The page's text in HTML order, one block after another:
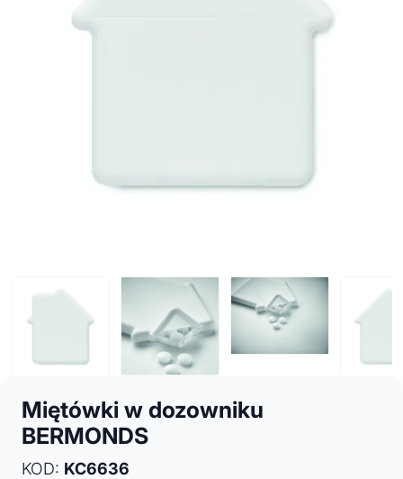
Miętówki w dozowniku
BERMONDS
KOD: KC6636